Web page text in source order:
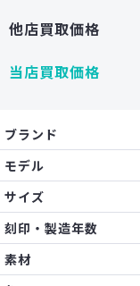
他店買取価格
当店買取価格
ブランド
モデル
サイズ
刻印・製造年数
素材